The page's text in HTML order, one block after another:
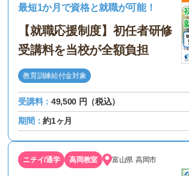
最短1か月で資格と就職が可能！
【就職応援制度】初任者研修
受講料を当校が全額負担
教育訓練給付金対象
受講料：49,500 円（税込）
期間：約1ヶ月
ニチイ/通学 高岡教室 富山県 高岡市